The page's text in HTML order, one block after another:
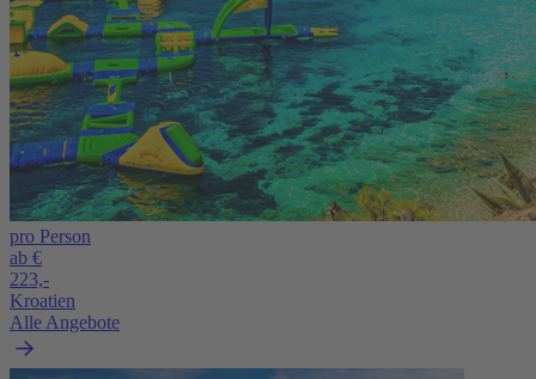
pro Person
ab €
223,-
Kroatien
Alle Angebote